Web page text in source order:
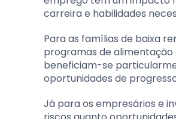
carreira e habilidades
Para as famílias de baixa
programas de
beneficiam-se
oportunidades de
Já para os empresários e